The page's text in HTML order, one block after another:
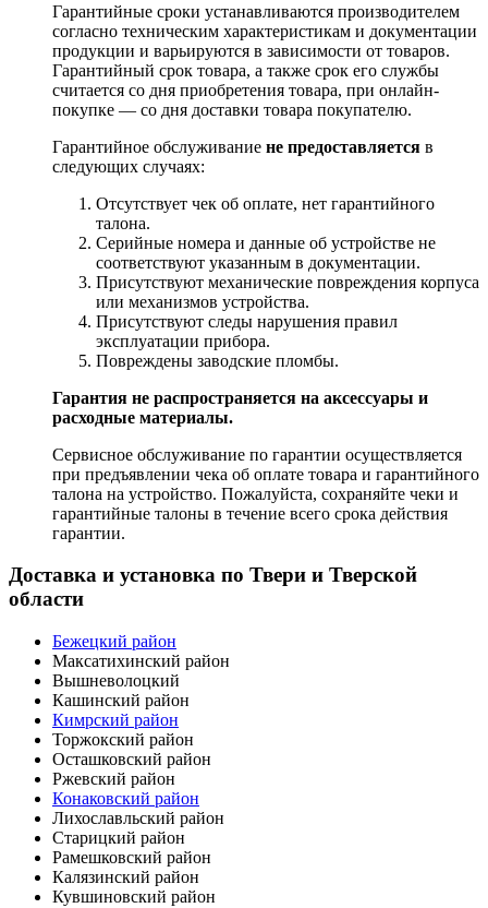
Гарантийные сроки устанавливаются производителем
согласно техническим характеристикам и документации
продукции и варьируются в зависимости от товаров.
Гарантийный срок товара, а также срок его службы
считается со дня приобретения товара, при онлайн-
покупке — со дня доставки товара покупателю.
Гарантийное обслуживание не предоставляется в
следующих случаях:
Отсутствует чек об оплате, нет гарантийного
талона.
Серийные номера и данные об устройстве не
соответствуют указанным в документации.
Присутствуют механические повреждения корпуса
или механизмов устройства.
Присутствуют следы нарушения правил
эксплуатации прибора.
Повреждены заводские пломбы.
Гарантия не распространяется на аксессуары и
расходные материалы.
Сервисное обслуживание по гарантии осуществляется
при предъявлении чека об оплате товара и гарантийного
талона на устройство. Пожалуйста, сохраняйте чеки и
гарантийные талоны в течение всего срока действия
гарантии.
Доставка и установка по Твери и Тверской
области
Бежецкий район
Максатихинский район
Вышневолоцкий
Кашинский район
Кимрский район
Торжокский район
Осташковский район
Ржевский район
Конаковский район
Лихославльский район
Старицкий район
Рамешковский район
Калязинский район
Кувшиновский район